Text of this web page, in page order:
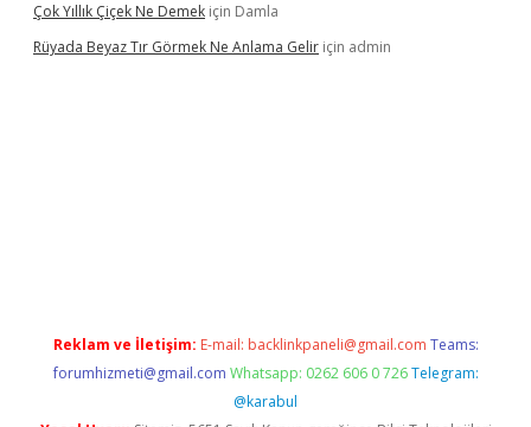
Çok Yıllık Çiçek Ne Demek için Damla
Rüyada Beyaz Tır Görmek Ne Anlama Gelir için admin
Reklam ve İletişim: E-mail: backlinkpaneli@gmail.com Teams:
forumhizmeti@gmail.com Whatsapp: 0262 606 0 726 Telegram:
@karabul